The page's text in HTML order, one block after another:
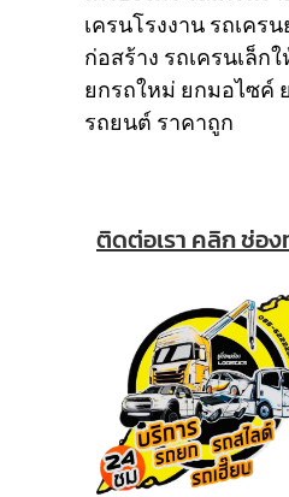
เครนโรงงาน รถเคร
ก่อสร้าง รถเครนเล็ก
ยกรถใหม่ ยกมอไซค์
รถยนต์ ราคาถูก
ติดต่อเรา คลิก ช่อ